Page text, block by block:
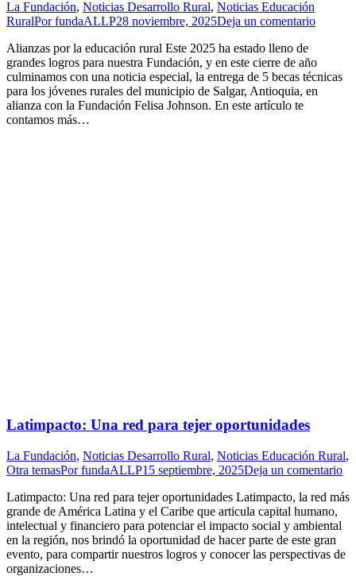
La Fundación, Noticias Desarrollo Rural, Noticias Educación
RuralPorfundaALLP28 noviembre, 2025Deja un comentario
Alianzas por la educación rural Este 2025 ha estado lleno de
grandes logros para nuestra Fundación, y en este cierre de año
culminamos con una noticia especial, la entrega de 5 becas técnicas
para los jóvenes rurales del municipio de Salgar, Antioquia, en
alianza con la Fundación Felisa Johnson. En este artículo te
contamos más…
Latimpacto: Una red para tejer oportunidades
La Fundación, Noticias Desarrollo Rural, Noticias Educación Rural,
Otra temasPorfundaALLP15 septiembre, 2025Deja un comentario
Latimpacto: Una red para tejer oportunidades Latimpacto, la red más
grande de América Latina y el Caribe que articula capital humano,
intelectual y financiero para potenciar el impacto social y ambiental
en la región, nos brindó la oportunidad de hacer parte de este gran
evento, para compartir nuestros logros y conocer las perspectivas de
organizaciones…